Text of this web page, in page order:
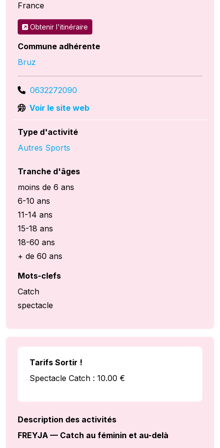
France
Obtenir l'itinéraire
Commune adhérente
Bruz
0632272090
Voir le site web
Type d'activité
Autres Sports
Tranche d'âges
moins de 6 ans
6-10 ans
11-14 ans
15-18 ans
18-60 ans
+ de 60 ans
Mots-clefs
Catch
spectacle
Tarifs Sortir !
Spectacle Catch : 10.00 €
Description des activités
FREYJA — Catch au féminin et au-delà